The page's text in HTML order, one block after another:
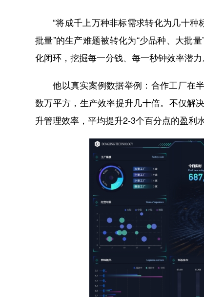
“将成千上万种非标需求转化为几十种
批量”的生产难题被转化为“少品种、大批
化闭环，挖掘每一分钱、每一秒钟效率潜力
他以真实案例数据举例：合作工厂在半
数万平方，生产效率提升几十倍。不仅解
升管理效率，平均提升2-3个百分点的盈利水